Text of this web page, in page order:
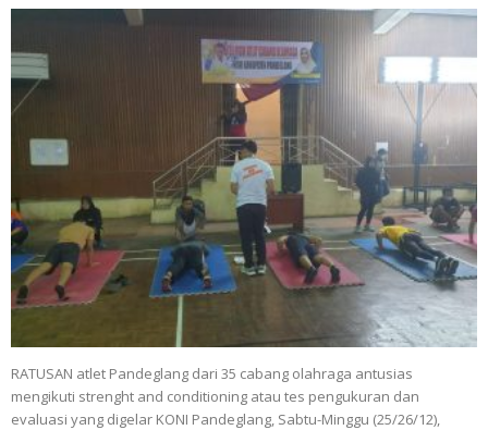
RATUSAN atlet Pandeglang dari 35 cabang olahraga antusias
mengikuti strenght and conditioning atau tes pengukuran dan
evaluasi yang digelar KONI Pandeglang, Sabtu-Minggu (25/26/12),